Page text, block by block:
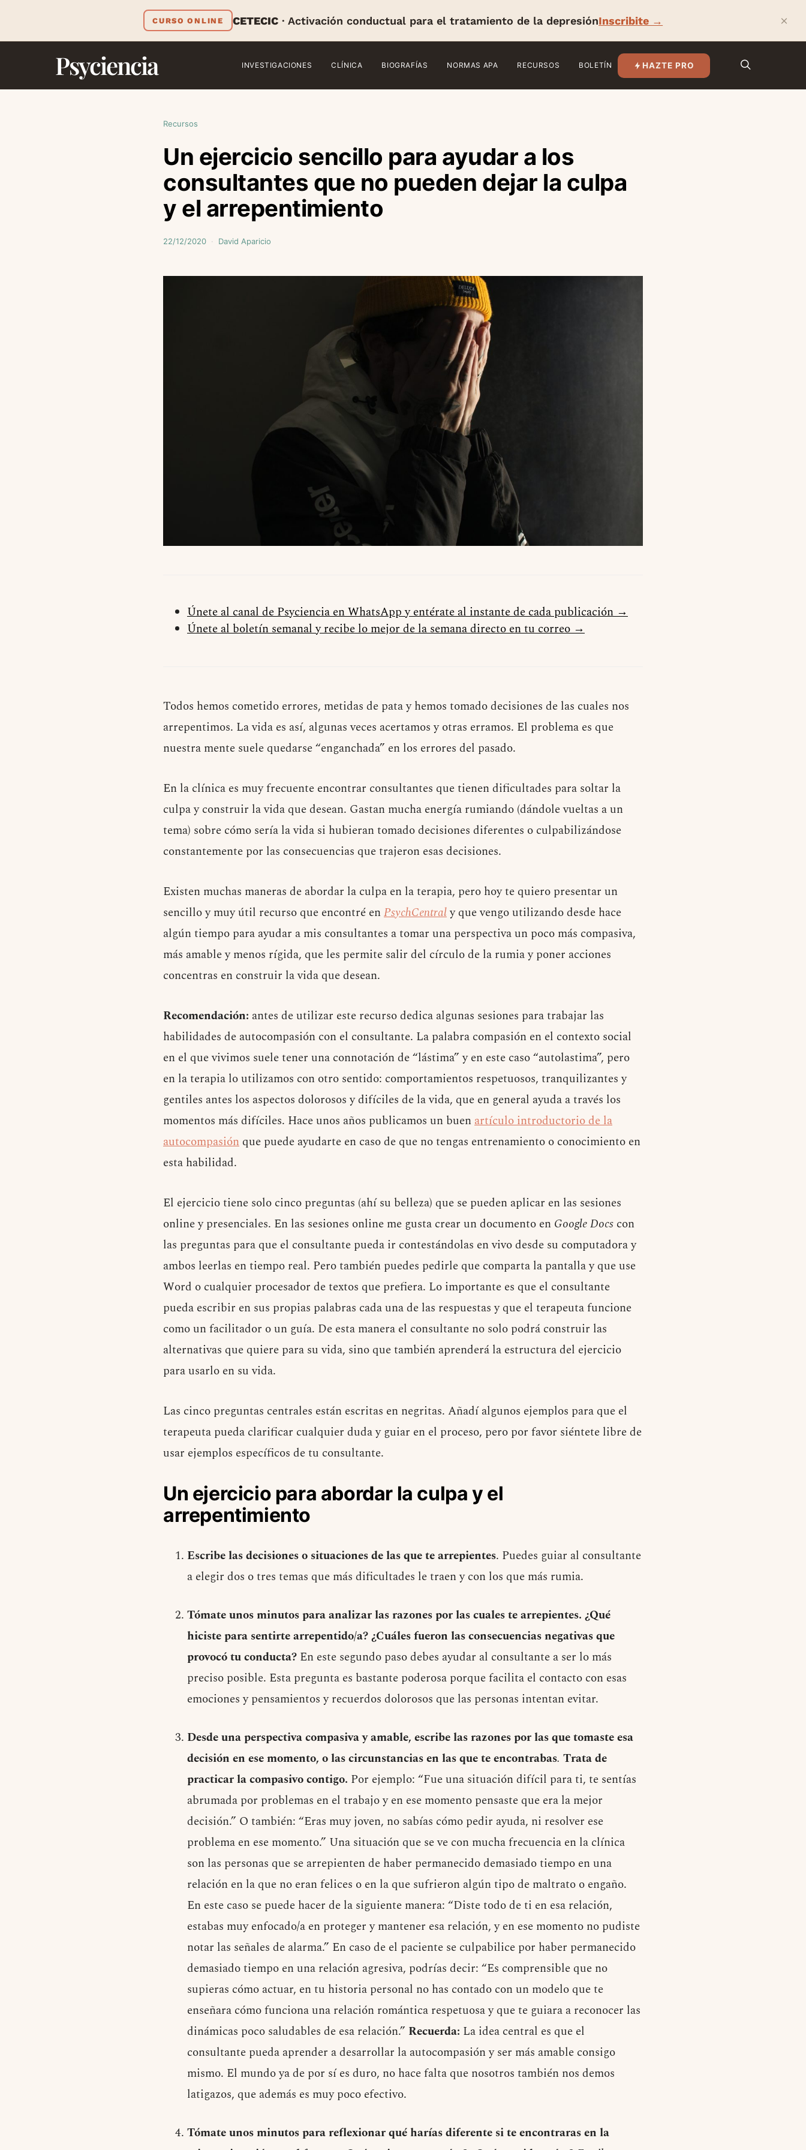
CURSO ONLINE CETECIC · Activación conductual para el tratamiento de la depresiónInscribite → ×
Psyciencia INVESTIGACIONES CLÍNICA BIOGRAFÍAS NORMAS APA RECURSOS BOLETÍN HAZTE PRO
Recursos
Un ejercicio sencillo para ayudar a los
consultantes que no pueden dejar la culpa
y el arrepentimiento
22/12/2020 David Aparicio
Únete al canal de Psyciencia en WhatsApp y entérate al instante de cada publicación →
Únete al boletín semanal y recibe lo mejor de la semana directo en tu correo →
Todos hemos cometido errores, metidas de pata y hemos tomado decisiones de las cuales nos
arrepentimos. La vida es así, algunas veces acertamos y otras erramos. El problema es que
nuestra mente suele quedarse “enganchada” en los errores del pasado.
En la clínica es muy frecuente encontrar consultantes que tienen dificultades para soltar la
culpa y construir la vida que desean. Gastan mucha energía rumiando (dándole vueltas a un
tema) sobre cómo sería la vida si hubieran tomado decisiones diferentes o culpabilizándose
constantemente por las consecuencias que trajeron esas decisiones.
Existen muchas maneras de abordar la culpa en la terapia, pero hoy te quiero presentar un
sencillo y muy útil recurso que encontré enPsychCentraly que vengo utilizando desde hace
algún tiempo para ayudar a mis consultantes a tomar una perspectiva un poco más compasiva,
más amable y menos rígida, que les permite salir del círculo de la rumia y poner acciones
concentras en construir la vida que desean.
Recomendación: antes de utilizar este recurso dedica algunas sesiones para trabajar las
habilidades de autocompasión con el consultante. La palabra compasión en el contexto social
en el que vivimos suele tener una connotación de “lástima” y en este caso “autolastima”, pero
en la terapia lo utilizamos con otro sentido: comportamientos respetuosos, tranquilizantes y
gentiles antes los aspectos dolorosos y difíciles de la vida, que en general ayuda a través los
momentos más difíciles. Hace unos años publicamos un buenartículo introductorio de la
autocompasión que puede ayudarte en caso de que no tengas entrenamiento o conocimiento en
esta habilidad.
El ejercicio tiene solo cinco preguntas (ahí su belleza) que se pueden aplicar en las sesiones
online y presenciales. En las sesiones online me gusta crear un documento en Google Docs con
las preguntas para que el consultante pueda ir contestándolas en vivo desde su computadora y
ambos leerlas en tiempo real. Pero también puedes pedirle que comparta la pantalla y que use
Word o cualquier procesador de textos que prefiera. Lo importante es que el consultante
pueda escribir en sus propias palabras cada una de las respuestas y que el terapeuta funcione
como un facilitador o un guía. De esta manera el consultante no solo podrá construir las
alternativas que quiere para su vida, sino que también aprenderá la estructura del ejercicio
para usarlo en su vida.
Las cinco preguntas centrales están escritas en negritas. Añadí algunos ejemplos para que el
terapeuta pueda clarificar cualquier duda y guiar en el proceso, pero por favor siéntete libre de
usar ejemplos específicos de tu consultante.
Un ejercicio para abordar la culpa y el
arrepentimiento
Escribe las decisiones o situaciones de las que te arrepientes. Puedes guiar al consultante
a elegir dos o tres temas que más dificultades le traen y con los que más rumia.
Tómate unos minutos para analizar las razones por las cuales te arrepientes. ¿Qué
hiciste para sentirte arrepentido/a? ¿Cuáles fueron las consecuencias negativas que
provocó tu conducta? En este segundo paso debes ayudar al consultante a ser lo más
preciso posible. Esta pregunta es bastante poderosa porque facilita el contacto con esas
emociones y pensamientos y recuerdos dolorosos que las personas intentan evitar.
Desde una perspectiva compasiva y amable, escribe las razones por las que tomaste esa
decisión en ese momento, o las circunstancias en las que te encontrabas. Trata de
practicar la compasivo contigo. Por ejemplo: “Fue una situación difícil para ti, te sentías
abrumada por problemas en el trabajo y en ese momento pensaste que era la mejor
decisión.” O también: “Eras muy joven, no sabías cómo pedir ayuda, ni resolver ese
problema en ese momento.” Una situación que se ve con mucha frecuencia en la clínica
son las personas que se arrepienten de haber permanecido demasiado tiempo en una
relación en la que no eran felices o en la que sufrieron algún tipo de maltrato o engaño.
En este caso se puede hacer de la siguiente manera: “Diste todo de ti en esa relación,
estabas muy enfocado/a en proteger y mantener esa relación, y en ese momento no pudiste
notar las señales de alarma.” En caso de el paciente se culpabilice por haber permanecido
demasiado tiempo en una relación agresiva, podrías decir: “Es comprensible que no
supieras cómo actuar, en tu historia personal no has contado con un modelo que te
enseñara cómo funciona una relación romántica respetuosa y que te guiara a reconocer las
dinámicas poco saludables de esa relación.” Recuerda: La idea central es que el
consultante pueda aprender a desarrollar la autocompasión y ser más amable consigo
mismo. El mundo ya de por sí es duro, no hace falta que nosotros también nos demos
latigazos, que además es muy poco efectivo.
Tómate unos minutos para reflexionar qué harías diferente si te encontraras en la